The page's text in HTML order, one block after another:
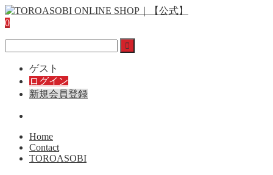
0
ゲスト
ログイン
新規会員登録
Home
Contact
TOROASOBI